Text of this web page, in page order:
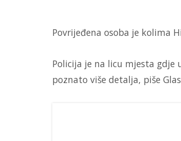
Povrijeđena osoba je kolima
Policija je na licu mjesta gdje
poznato više detalja, piše